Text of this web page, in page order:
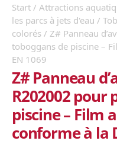
Start / Attractions
les parcs à jets d'eau /
colorés / Z# Panneau
toboggans de piscine –
EN 1069
Z# Panneau
R202002 pour
piscine – Film
conforme à la